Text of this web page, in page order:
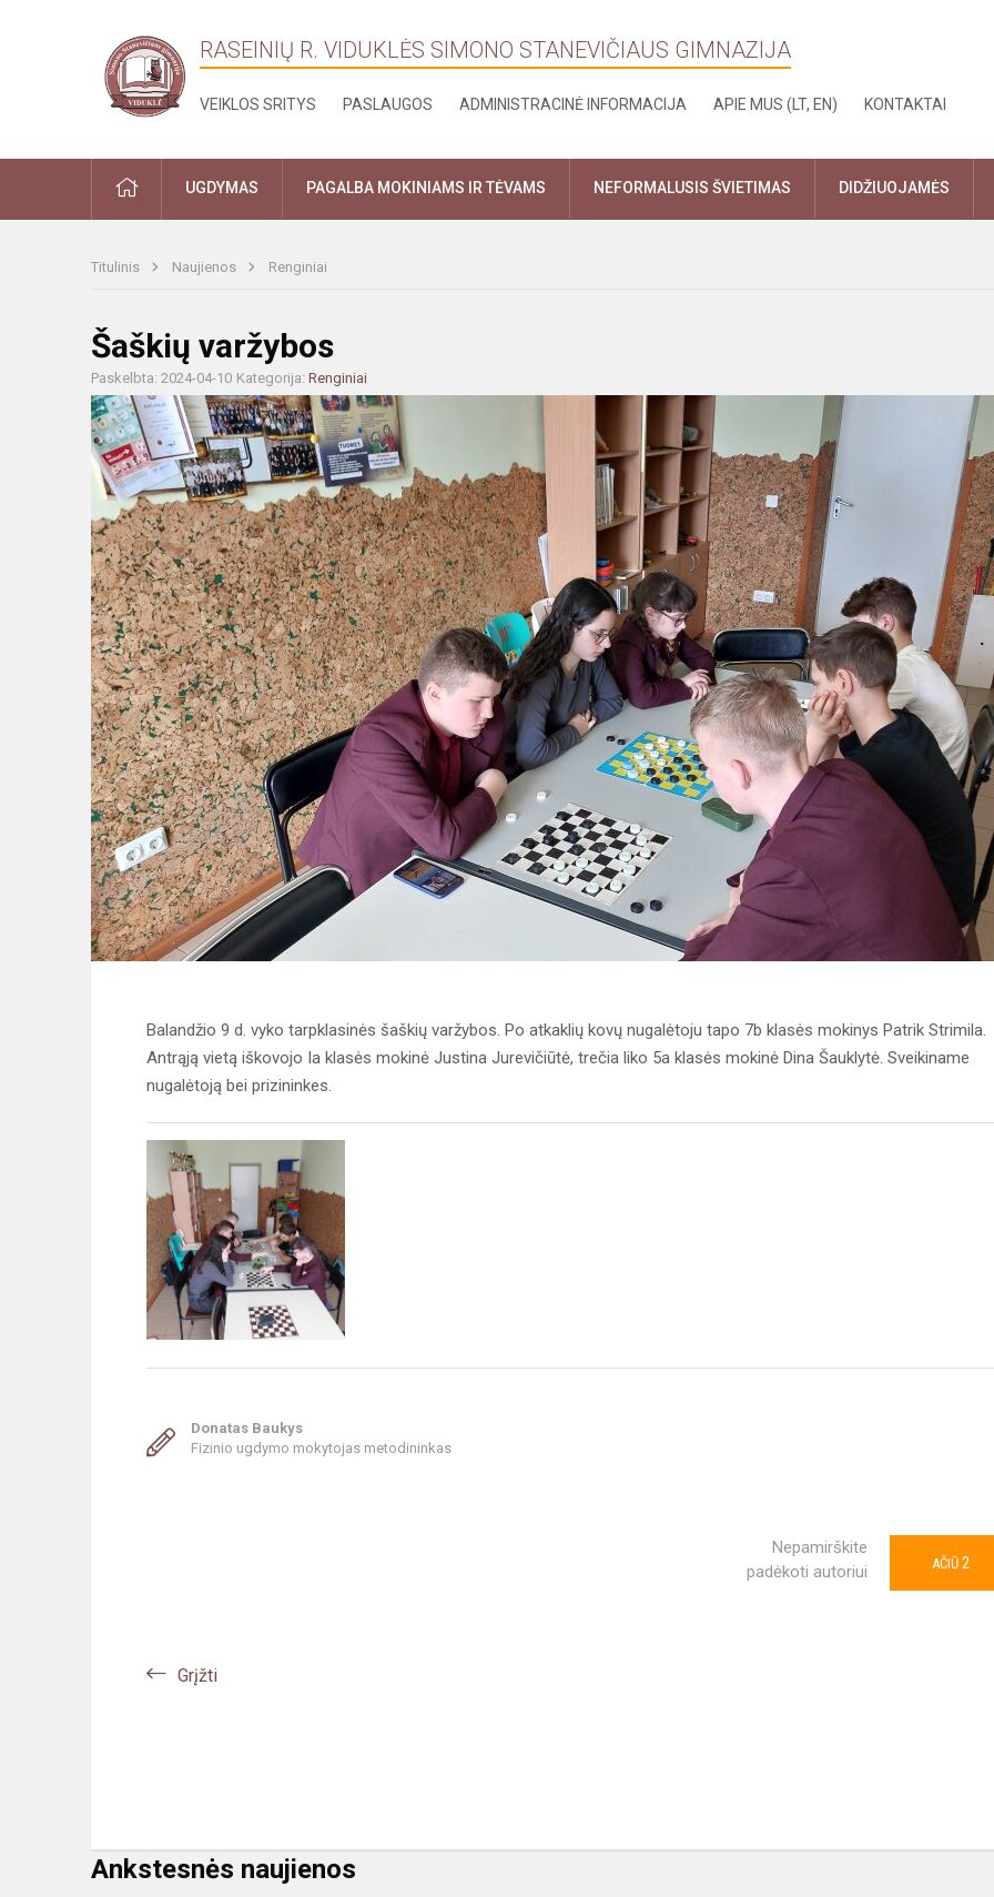
RASEINIŲ R. VIDUKLĖS SIMONO STANEVIČIAUS GIMNAZIJA
VEIKLOS SRITYS PASLAUGOS ADMINISTRACINĖ INFORMACIJA APIE MUS (LT, EN) KONTAKTAI
PRADŽIAUGDYMAS PAGALBA MOKINIAMS IR TĖVAMS NEFORMALUSIS ŠVIETIMAS DIDŽIUOJAMĖS
Titulinis Naujienos Renginiai
Šaškių varžybos
Paskelbta: 2024-04-10 Kategorija: Renginiai
Balandžio 9 d. vyko tarpklasinės šaškių varžybos. Po atkaklių kovų nugalėtoju tapo 7b klasės mokinys Patrik Strimila.
Antrąją vietą iškovojo Ia klasės mokinė Justina Jurevičiūtė, trečia liko 5a klasės mokinė Dina Šauklytė. Sveikiname
nugalėtoją bei prizininkes.
Donatas Baukys
Fizinio ugdymo mokytojas metodininkas
Nepamirškite
padėkoti autoriui
AČIŪ 2
Grįžti
Ankstesnės naujienos